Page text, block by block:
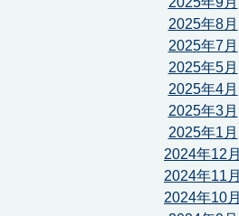
2025年8月
2025年7月
2025年5月
2025年4月
2025年3月
2025年1月
2024年12月
2024年11月
2024年10月